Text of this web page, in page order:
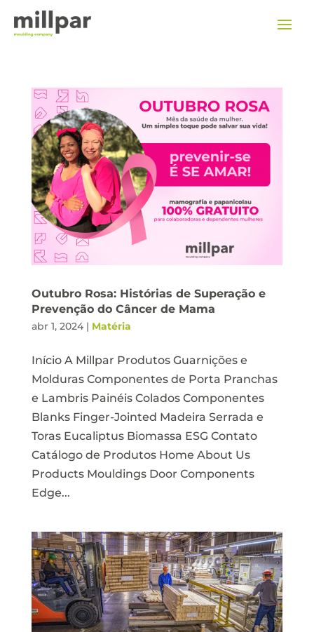
Outubro Rosa: Histórias de Superação e
Prevenção do Câncer de Mama
abr 1, 2024| Matéria
Início A Millpar Produtos Guarnições e
Molduras Componentes de Porta Pranchas
e Lambris Painéis Colados Componentes
Blanks Finger-Jointed Madeira Serrada e
Toras Eucaliptus Biomassa ESG Contato
Catálogo de Produtos Home About Us
Products Mouldings Door Components
Edge...